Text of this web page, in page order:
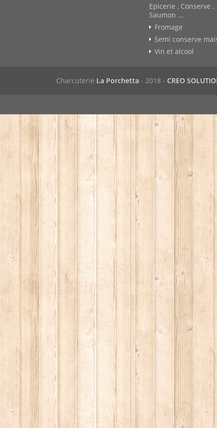
Epicerie , Conserve ,
Saumon ...
Fromage
Semi conserve
Vin et alcool
Charcuterie La Porchetta - 2018 - CREO